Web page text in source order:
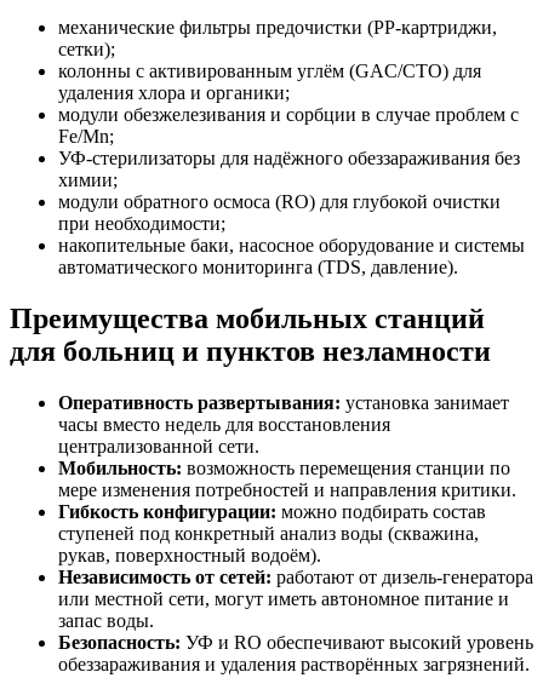
механические фильтры предочистки (PP-картриджи,
сетки);
колонны с активированным углём (GAC/CTO) для
удаления хлора и органики;
модули обезжелезивания и сорбции в случае проблем с
Fe/Mn;
УФ-стерилизаторы для надёжного обеззараживания без
химии;
модули обратного осмоса (RO) для глубокой очистки
при необходимости;
накопительные баки, насосное оборудование и системы
автоматического мониторинга (TDS, давление).
Преимущества мобильных станций
для больниц и пунктов незламности
Оперативность развертывания: установка занимает
часы вместо недель для восстановления
централизованной сети.
Мобильность: возможность перемещения станции по
мере изменения потребностей и направления критики.
Гибкость конфигурации: можно подбирать состав
ступеней под конкретный анализ воды (скважина,
рукав, поверхностный водоём).
Независимость от сетей: работают от дизель-генератора
или местной сети, могут иметь автономное питание и
запас воды.
Безопасность: УФ и RO обеспечивают высокий уровень
обеззараживания и удаления растворённых загрязнений.